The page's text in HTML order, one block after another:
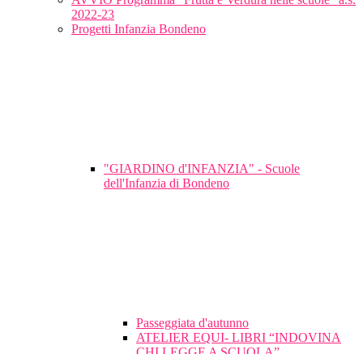
2022-23
Progetti Infanzia Bondeno
"GIARDINO d'INFANZIA" - Scuole
dell'Infanzia di Bondeno
Passeggiata d'autunno
ATELIER EQUI- LIBRI “INDOVINA